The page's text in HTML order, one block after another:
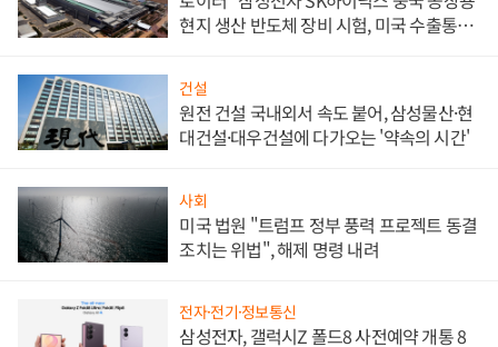
현지 생산 반도체 장비 시험, 미국 수출통제
건설
원전 건설 국내외서 속도 붙어, 삼성물산·현
대건설·대우건설에 다가오는 '약속의 시간'
사회
미국 법원 "트럼프 정부 풍력 프로젝트 동결
조치는 위법", 해제 명령 내려
전자·전기·정보통신
삼성전자, 갤럭시Z 폴드8 사전예약 개통 8